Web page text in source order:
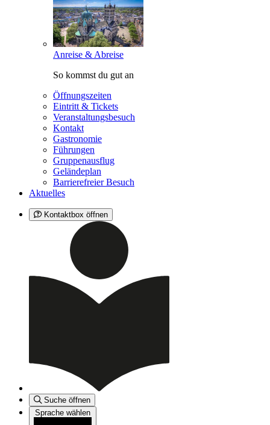
Anreise & Abreise
So kommst du gut an
Öffnungszeiten
Eintritt & Tickets
Veranstaltungsbesuch
Kontakt
Gastronomie
Führungen
Gruppenausflug
Geländeplan
Barrierefreier Besuch
Aktuelles
Kontaktbox öffnen
Suche öffnen
Sprache wählen